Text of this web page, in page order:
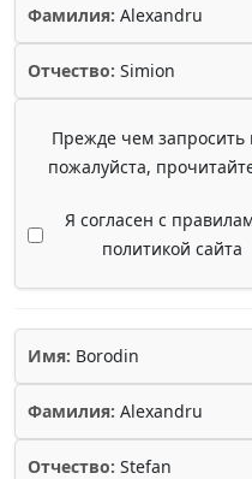
Фамилия: Alexandru
Отчество: Simion
Прежде чем запросить
пожалуйста,
Я согласен с
политикой сайта
Имя: Borodin
Фамилия: Alexandru
Отчество: Stefan